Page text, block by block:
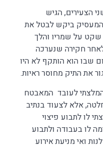
הצעירים, הגיש
ביקש לבטל את
על שמריו והלך
חקירה שנערכה
שבו הוא הותקף לא היו
את התיק מחוסר ראיות.
לעובד המאבטח
אלא לצעוד בנתיב
לו לתבוע פיצוי
לו בעבודה ולתבוע
ואי מניעת אירוע